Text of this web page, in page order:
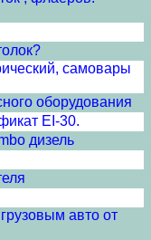
самовары
оборудования
EI-30.
дизель
авто от